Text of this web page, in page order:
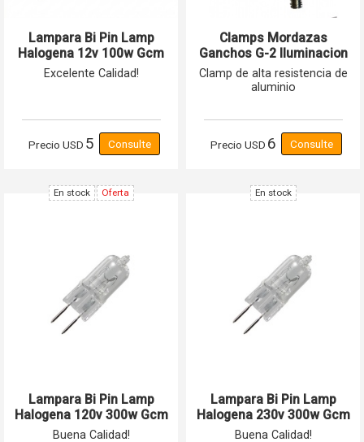
Lampara Bi Pin Lamp
Halogena 12v 100w Gcm
Pro
Excelente Calidad!
Precio USD 5
Clamps Mordazas
Ganchos G-2 Iluminacion
Profesional
Clamp de alta resistencia de
aluminio
Precio USD 6
En stock Oferta
Lampara Bi Pin Lamp
Halogena 120v 300w Gcm
Pro
Buena Calidad!
En stock
Lampara Bi Pin Lamp
Halogena 230v 300w Gcm
Pro
Buena Calidad!